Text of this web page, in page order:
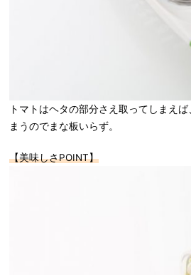
トマトはヘタの部分さえ取ってしまえ
まうのでまな板いらず。
【美味しさPOINT】